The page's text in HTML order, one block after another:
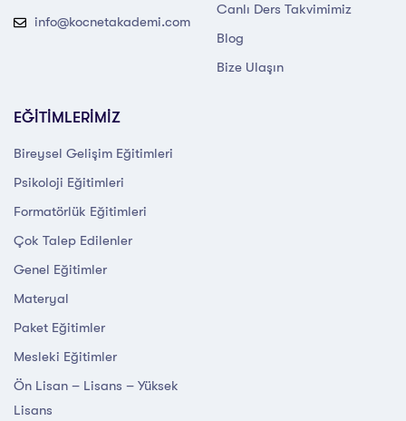
info@kocnetakademi.com
Canlı Ders Takvimimiz
Blog
Bize Ulaşın
EĞİTİMLERİMİZ
Bireysel Gelişim Eğitimleri
Psikoloji Eğitimleri
Formatörlük Eğitimleri
Çok Talep Edilenler
Genel Eğitimler
Materyal
Paket Eğitimler
Mesleki Eğitimler
Ön Lisan – Lisans – Yüksek
Lisans